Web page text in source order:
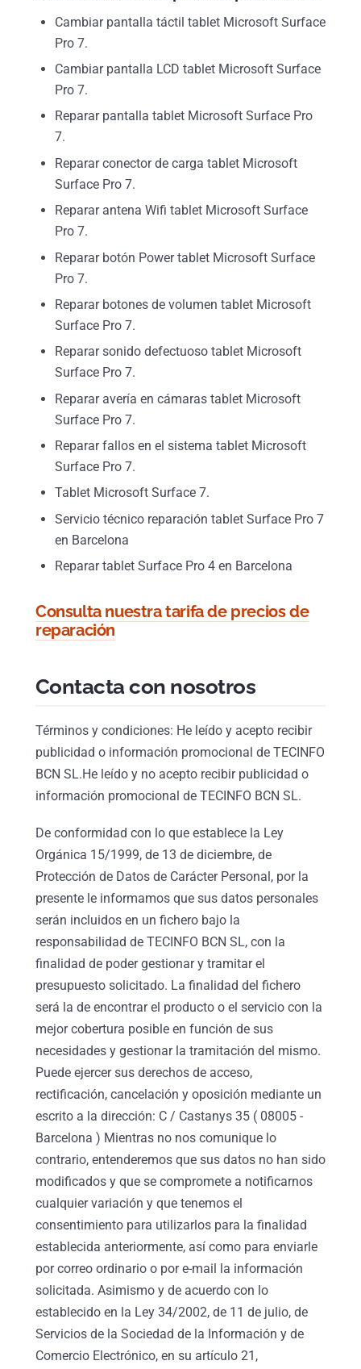
Cambiar pantalla táctil tablet Microsoft Surface
Pro 7.
Cambiar pantalla LCD tablet Microsoft Surface
Pro 7.
Reparar pantalla tablet Microsoft Surface Pro
7.
Reparar conector de carga tablet Microsoft
Surface Pro 7.
Reparar antena Wifi tablet Microsoft Surface
Pro 7.
Reparar botón Power tablet Microsoft Surface
Pro 7.
Reparar botones de volumen tablet Microsoft
Surface Pro 7.
Reparar sonido defectuoso tablet Microsoft
Surface Pro 7.
Reparar avería en cámaras tablet Microsoft
Surface Pro 7.
Reparar fallos en el sistema tablet Microsoft
Surface Pro 7.
Tablet Microsoft Surface 7.
Servicio técnico reparación tablet Surface Pro 7
en Barcelona
Reparar tablet Surface Pro 4 en Barcelona
Consulta nuestra tarifa de precios de
reparación
Contacta con nosotros
Términos y condiciones: He leído y acepto recibir
publicidad o información promocional de TECINFO
BCN SL.He leído y no acepto recibir publicidad o
información promocional de TECINFO BCN SL.
De conformidad con lo que establece la Ley
Orgánica 15/1999, de 13 de diciembre, de
Protección de Datos de Carácter Personal, por la
presente le informamos que sus datos personales
serán incluidos en un fichero bajo la
responsabilidad de TECINFO BCN SL, con la
finalidad de poder gestionar y tramitar el
presupuesto solicitado. La finalidad del fichero
será la de encontrar el producto o el servicio con la
mejor cobertura posible en función de sus
necesidades y gestionar la tramitación del mismo.
Puede ejercer sus derechos de acceso,
rectificación, cancelación y oposición mediante un
escrito a la dirección: C / Castanys 35 ( 08005 -
Barcelona ) Mientras no nos comunique lo
contrario, entenderemos que sus datos no han sido
modificados y que se compromete a notificarnos
cualquier variación y que tenemos el
consentimiento para utilizarlos para la finalidad
establecida anteriormente, así como para enviarle
por correo ordinario o por e-mail la información
solicitada. Asimismo y de acuerdo con lo
establecido en la Ley 34/2002, de 11 de julio, de
Servicios de la Sociedad de la Información y de
Comercio Electrónico, en su artículo 21,